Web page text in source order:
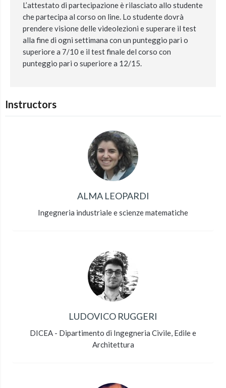
L’attestato di partecipazione è rilasciato allo studente
che partecipa al corso on line. Lo studente dovrà
prendere visione delle videolezioni e superare il test
alla fine di ogni settimana con un punteggio pari o
superiore a 7/10 e il test finale del corso con
punteggio pari o superiore a 12/15.
Instructors
ALMA LEOPARDI
Ingegneria industriale e scienze matematiche
LUDOVICO RUGGERI
DICEA - Dipartimento di Ingegneria Civile, Edile e
Architettura